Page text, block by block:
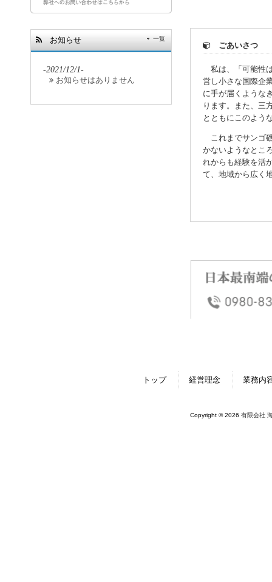
ごあいさつ
私は、「可能性
営し小さな国際企
に手が届くような
ります。また、三
とともにこのよう
これまでサンゴ
かないようなとこ
れからも経験を活
て、地域から広く
お知らせ 一覧
-2021/12/1-
お知らせはありません
トップ 経営理念 業務内
Copyright © 2026 有限会社